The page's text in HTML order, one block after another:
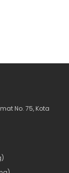
No. 75, Kota